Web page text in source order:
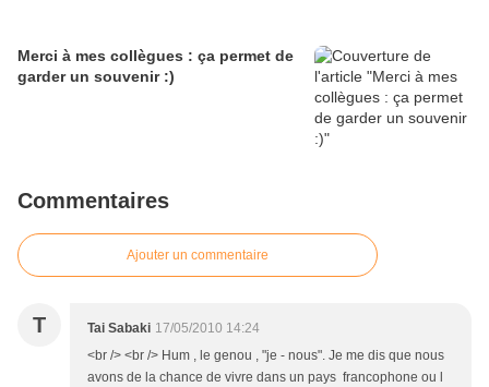
Merci à mes collègues : ça permet de
garder un souvenir :)
Commentaires
Ajouter un commentaire
T Tai Sabaki 17/05/2010 14:24
<br /> <br /> Hum , le genou , "je - nous". Je me dis que nous
avons de la chance de vivre dans un pays francophone ou l